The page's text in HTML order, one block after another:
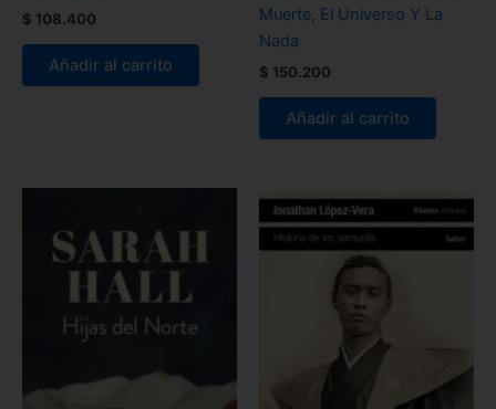
$ 108.400
Añadir al carrito
Muerte, El Universo Y La
Nada
$ 150.200
Añadir al carrito